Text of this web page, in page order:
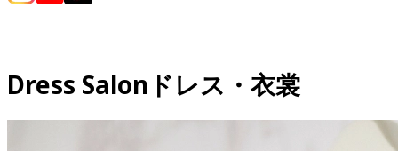
Dress Salon ドレス・衣裳